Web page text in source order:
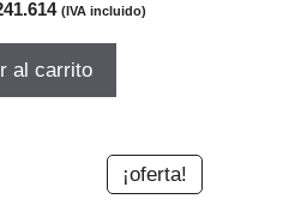
El
actual
(IVA incluido)
al carrito
¡oferta!